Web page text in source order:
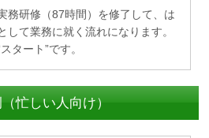
務研修（87時間）を修了して、は
して業務に就く流れになります。
タート”です。
忙しい人向け）